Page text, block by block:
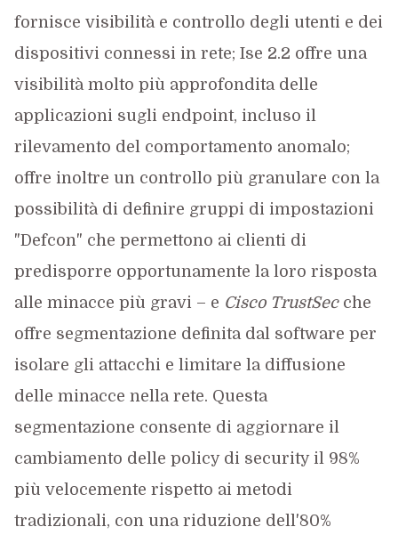
fornisce visibilità e controllo degli utenti e dei
dispositivi connessi in rete; Ise 2.2 offre una
visibilità molto più approfondita delle
applicazioni sugli endpoint, incluso il
rilevamento del comportamento anomalo;
offre inoltre un controllo più granulare con la
possibilità di definire gruppi di impostazioni
"Defcon" che permettono ai clienti di
predisporre opportunamente la loro risposta
alle minacce più gravi – e Cisco TrustSecche
offre segmentazione definita dal software per
isolare gli attacchi e limitare la diffusione
delle minacce nella rete. Questa
segmentazione consente di aggiornare il
cambiamento delle policy di security il 98%
più velocemente rispetto ai metodi
tradizionali, con una riduzione dell'80%